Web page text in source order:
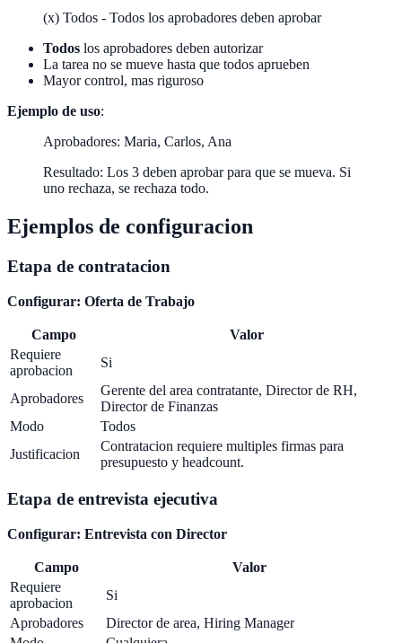
(x) Todos - Todos los aprobadores deben aprobar
Todos los aprobadores deben autorizar
La tarea no se mueve hasta que todos aprueben
Mayor control, mas riguroso
Ejemplo de uso:
Aprobadores: Maria, Carlos, Ana
Resultado: Los 3 deben aprobar para que se mueva. Si
uno rechaza, se rechaza todo.
Ejemplos de configuracion
Etapa de contratacion
Configurar: Oferta de Trabajo
Campo
Valor
Requiere
aprobacion
Si
Aprobadores
Gerente del area contratante, Director de RH,
Director de Finanzas
Modo
Todos
Justificacion
Contratacion requiere multiples firmas para
presupuesto y headcount.
Etapa de entrevista ejecutiva
Configurar: Entrevista con Director
Campo
Valor
Requiere
aprobacion
Si
Aprobadores
Director de area, Hiring Manager